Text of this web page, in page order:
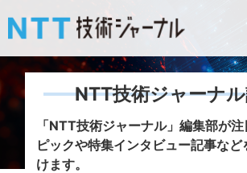
新着情報
NTT技術ジャーナ
「NTT技術ジャーナル」編集部が
ピックや特集インタビュー記事な
けます。